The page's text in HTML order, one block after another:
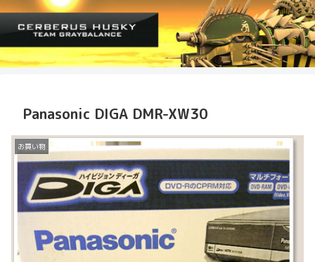
Panasonic DIGA DMR-XW30
お買い物